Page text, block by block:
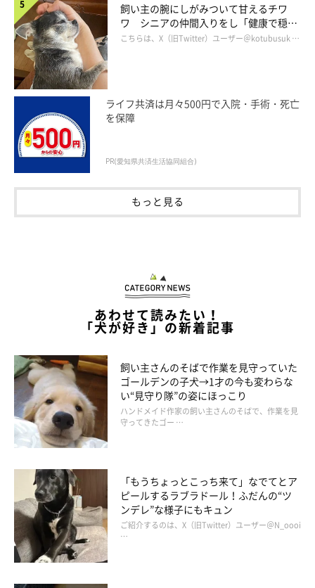
飼い主の腕にしがみついて甘えるチワ
ワ シニアの仲間入りをし「健康で穏や
かな暮らしが続いてほしい」と願う
こちらは、X（旧Twitter）ユーザー＠kotubusuk …
ライフ共済は月々500円で入院・手術・死亡
を保障
PR(愛知県共済生活協同組合)
もっと見る
あわせて読みたい！
「犬が好き」の新着記事
飼い主さんのそばで作業を見守っていた
ゴールデンの子犬→1才の今も変わらな
い“見守り隊”の姿にほっこり
ハンドメイド作家の飼い主さんのそばで、作業を見
守ってきたゴー …
「もうちょっとこっち来て」なでてとア
ピールするラブラドール！ふだんの“ツ
ンデレ”な様子にもキュン
ご紹介するのは、X（旧Twitter）ユーザー＠N_oooi
…